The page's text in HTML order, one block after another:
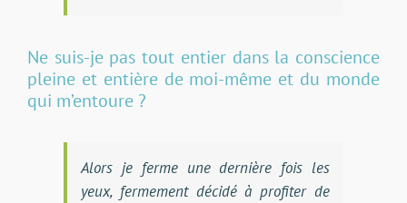
Ne suis-je pas tout entier dans la conscience
pleine et entière de moi-même et du monde
qui m’entoure ?
Alors je ferme une dernière fois les
yeux, fermement décidé à profiter de